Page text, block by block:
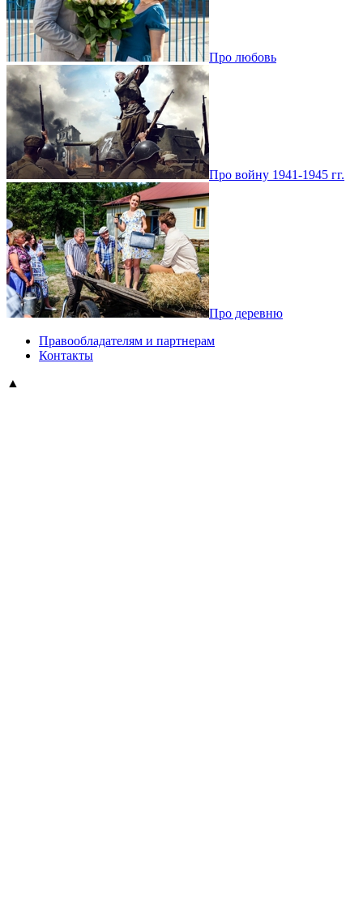
Про любовь
Про войну 1941-1945 гг.
Про деревню
Правообладателям и партнерам
Контакты
▲